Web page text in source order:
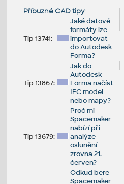
Příbuzné CAD tipy:
Tip 13741:
Jaké datové
formáty lze
importovat
do Autodesk
Forma?
Tip 13867:
Jak do
Autodesk
Forma načíst
IFC model
nebo mapy?
Tip 13679:
Proč mi
Spacemaker
nabízí při
analýze
oslunění
zrovna 21.
červen?
Odkud bere
Spacemaker